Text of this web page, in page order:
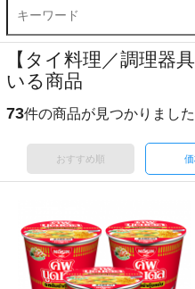
【タイ料理／調理器
いる商品
73件の商品が見つかりました
おすすめ順